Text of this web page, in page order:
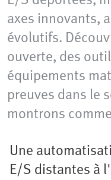
axes innovants,
évolutifs.
ouverte, des
équipements
preuves dans le
montrons
Une
E/S distantes à